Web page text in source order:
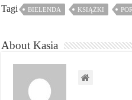
Tagi BIELENDA KSIĄŻKI
About Kasia